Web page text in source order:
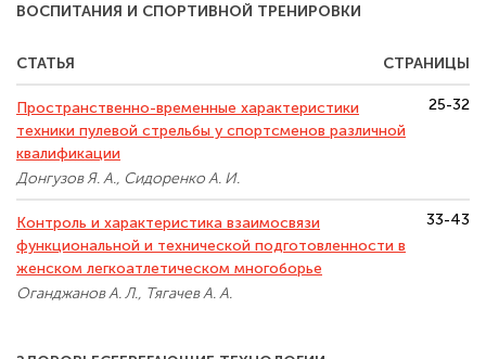
ВОСПИТАНИЯ И СПОРТИВНОЙ ТРЕНИРОВКИ
СТАТЬЯ СТРАНИЦЫ
Пространственно-временные характеристики
техники пулевой стрельбы у спортсменов различной
квалификации
Донгузов Я. А., Сидоренко А. И.
25-32
Контроль и характеристика взаимосвязи
функциональной и технической подготовленности в
женском легкоатлетическом многоборье
Оганджанов А. Л., Тягачев А. А.
33-43